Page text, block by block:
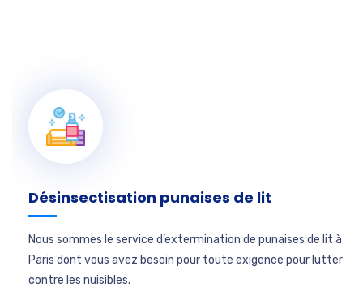
Désinsectisation punaises de lit
Nous sommes le service d’extermination de punaises de lit à
Paris dont vous avez besoin pour toute exigence pour lutter
contre les nuisibles.